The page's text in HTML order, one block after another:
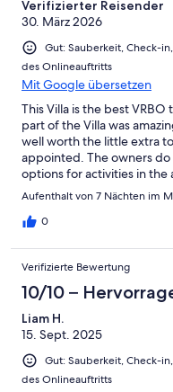
Verifizierter Reisender
30. März 2026
Gut: Sauberkeit, Check-
des Onlineauftritts
Mit Google übersetzen
This Villa is the best
part of the Villa was
well worth the little extra
appointed. The owners
options for activities in the
sunshine despite the
views, PR hikes and any
Aufenthalt von 7 Nächten im
0
Verifizierte Bewertung
10/10 –
Liam H.
15. Sept. 2025
Gut: Sauberkeit, Check-
des Onlineauftritts